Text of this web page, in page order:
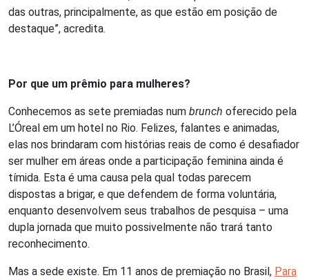
das outras, principalmente, as que estão em posição de
destaque”, acredita.
Por que um prêmio para mulheres?
Conhecemos as sete premiadas num brunch oferecido pela
L’Óreal em um hotel no Rio. Felizes, falantes e animadas,
elas nos brindaram com histórias reais de como é desafiador
ser mulher em áreas onde a participação feminina ainda é
tímida. Esta é uma causa pela qual todas parecem
dispostas a brigar, e que defendem de forma voluntária,
enquanto desenvolvem seus trabalhos de pesquisa – uma
dupla jornada que muito possivelmente não trará tanto
reconhecimento.
Mas a sede existe. Em 11 anos de premiação no Brasil, Para